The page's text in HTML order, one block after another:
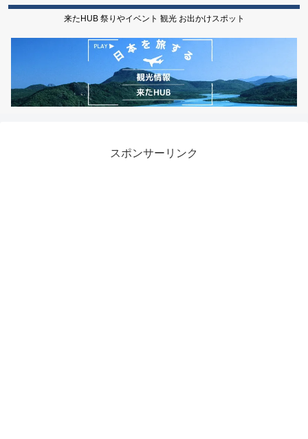
来たHUB 祭りやイベント 観光 お出かけスポット
スポンサーリンク